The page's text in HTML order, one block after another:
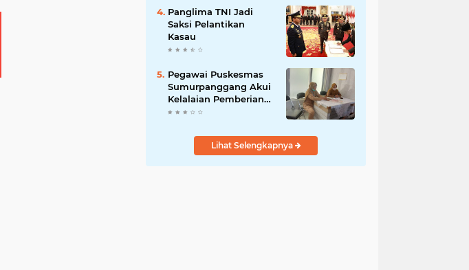
Panglima TNI Jadi
Saksi Pelantikan
Kasau
Pegawai Puskesmas
Sumurpanggang Akui
Kelalaian Pemberian
Obat
Lihat Selengkapnya